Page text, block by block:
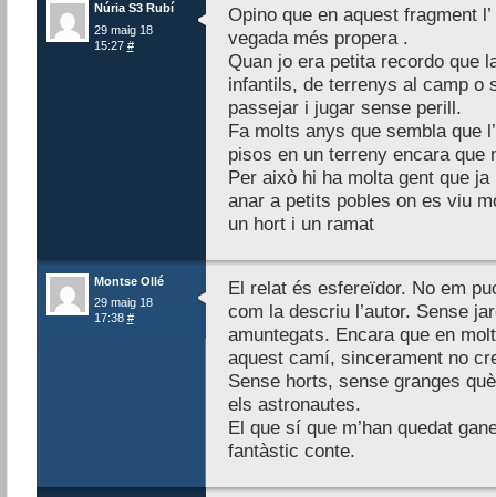
Núria S3 Rubí
29 maig 18
15:27 #
Opino que en aquest fragment
vegada més propera .
Quan jo era petita recordo que
infantils, de terrenys al camp o
passejar i jugar sense perill.
Fa molts anys que sembla que
pisos en un terreny encara que
Per això hi ha molta gent que
anar a petits pobles on es viu
un hort i un ramat
Montse Ollé
29 maig 18
17:38 #
El relat és esfereïdor. No em
com la descriu l’autor. Sense
amuntegats. Encara que en
aquest camí, sincerament no
Sense horts, sense granges
els astronautes.
El que sí que m’han quedat
fantàstic conte.